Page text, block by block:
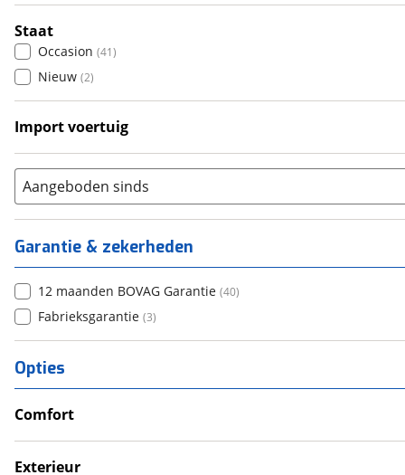
Staat
Occasion (41)
Nieuw (2)
Import voertuig
Nee (4)
Aangeboden sinds
Garantie & zekerheden
12 maanden BOVAG Garantie (40)
Fabrieksgarantie (3)
Opties
Comfort
Douche
Exterieur